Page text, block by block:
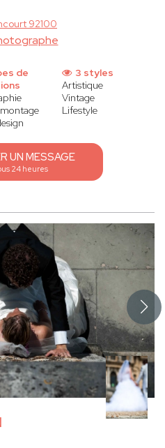
92100
de
3 styles
Artistique
Vintage
Lifestyle
UN MESSAGE
24 heures